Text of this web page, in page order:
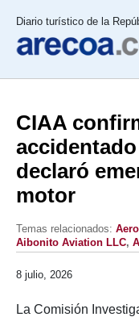
Diario turístico de la
CIAA
declaró
motor
Temas relacionados:
Aibonito Aviation LLC,
8 julio, 2026
La Comisión